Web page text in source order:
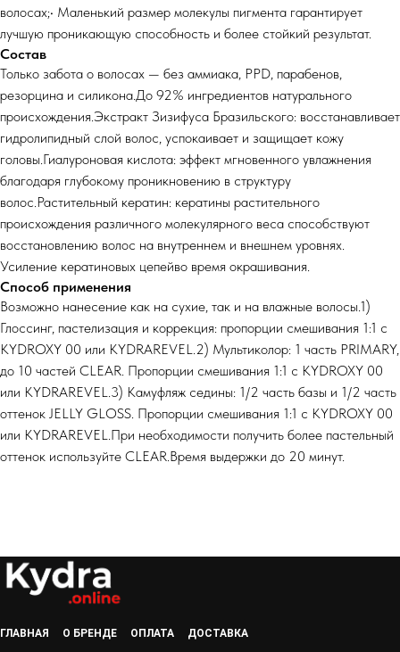
волосах;• Маленький размер молекулы пигмента гарантирует
лучшую проникающую способность и более стойкий результат.
Состав
Только забота о волосах — без аммиака, PPD, парабенов,
резорцина и силикона.До 92% ингредиентов натурального
происхождения.Экстракт Зизифуса Бразильского: восстанавливает
гидролипидный слой волос, успокаивает и защищает кожу
головы.Гиалуроновая кислота: эффект мгновенного увлажнения
благодаря глубокому проникновению в структуру
волос.Растительный кератин: кератины растительного
происхождения различного молекулярного веса способствуют
восстановлению волос на внутреннем и внешнем уровнях.
Усиление кератиновых цепейво время окрашивания.
Способ применения
Возможно нанесение как на сухие, так и на влажные волосы.1)
Глоссинг, пастелизация и коррекция: пропорции смешивания 1:1 с
KYDROXY 00 или KYDRAREVEL.2) Мультиколор: 1 часть PRIMARY,
до 10 частей CLEAR. Пропорции смешивания 1:1 с KYDROXY 00
или KYDRAREVEL.3) Камуфляж седины: 1/2 часть базы и 1/2 часть
оттенок JELLY GLOSS. Пропорции смешивания 1:1 с KYDROXY 00
или KYDRAREVEL.При необходимости получить более пастельный
оттенок используйте CLEAR.Время выдержки до 20 минут.
ГЛАВНАЯ О БРЕНДЕ ОПЛАТА ДОСТАВКА